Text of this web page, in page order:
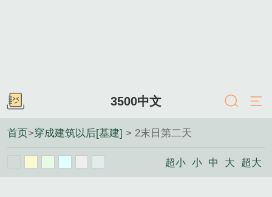
3500中文
首页>穿成建筑以后[基建] > 2末日第二天
超小 小 中 大 超大